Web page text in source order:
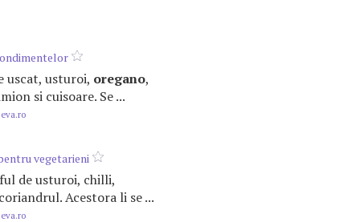
uscat, usturoi, oregano,
si cuisoare. Se ...
vegetarieni
de usturoi, chilli,
Acestora li se ...